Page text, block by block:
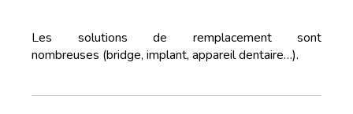
Les solutions de remplacement sont
nombreuses (bridge, implant, appareil dentaire…).